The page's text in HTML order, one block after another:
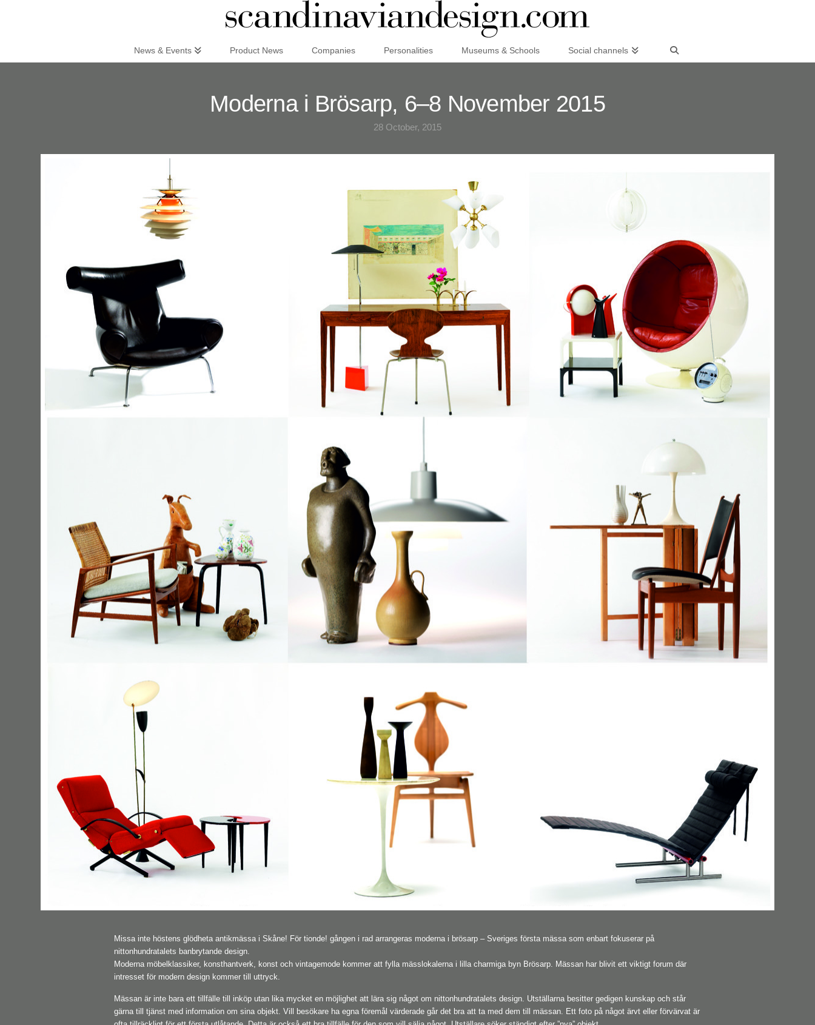
News & Events Product News Companies Personalities Museums & Schools Social channels
Moderna i Brösarp, 6–8 November 2015
28 October, 2015
Missa inte höstens glödheta antikmässa i Skåne! För tionde! gången i rad arrangeras moderna i brösarp – Sveriges första mässa som enbart fokuserar på
nittonhundratalets banbrytande design.
Moderna möbelklassiker, konsthantverk, konst och vintagemode kommer att fylla mässlokalerna i lilla charmiga byn Brösarp. Mässan har blivit ett viktigt forum där
intresset för modern design kommer till uttryck.
Mässan är inte bara ett tillfälle till inköp utan lika mycket en möjlighet att lära sig något om nittonhundratalets design. Utställarna besitter gedigen kunskap och står
gärna till tjänst med information om sina objekt. Vill besökare ha egna föremål värderade går det bra att ta med dem till mässan. Ett foto på något ärvt eller förvärvat är